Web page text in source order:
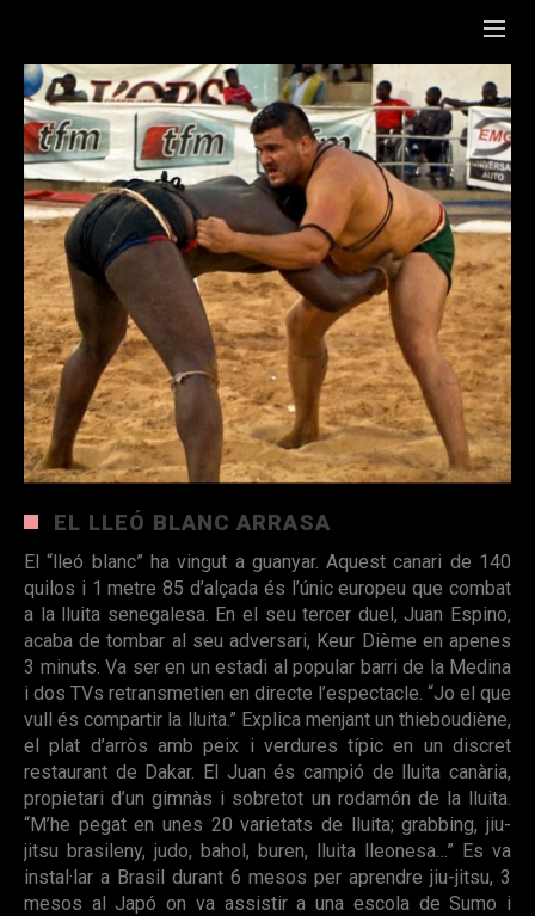
EL LLEÓ BLANC ARRASA
El “lleó blanc” ha vingut a guanyar. Aquest canari de 140
quilos i 1 metre 85 d’alçada és l’únic europeu que combat
a la lluita senegalesa. En el seu tercer duel, Juan Espino,
acaba de tombar al seu adversari, Keur Dième en apenes
3 minuts. Va ser en un estadi al popular barri de la Medina
i dos TVs retransmetien en directe l’espectacle. “Jo el que
vull és compartir la lluita.” Explica menjant un thieboudiène,
el plat d’arròs amb peix i verdures típic en un discret
restaurant de Dakar. El Juan és campió de lluita canària,
propietari d’un gimnàs i sobretot un rodamón de la lluita.
“M’he pegat en unes 20 varietats de lluita; grabbing, jiu-
jitsu brasileny, judo, bahol, buren, lluita lleonesa…” Es va
instal·lar a Brasil durant 6 mesos per aprendre jiu-jitsu, 3
mesos al Japó on va assistir a una escola de Sumo i